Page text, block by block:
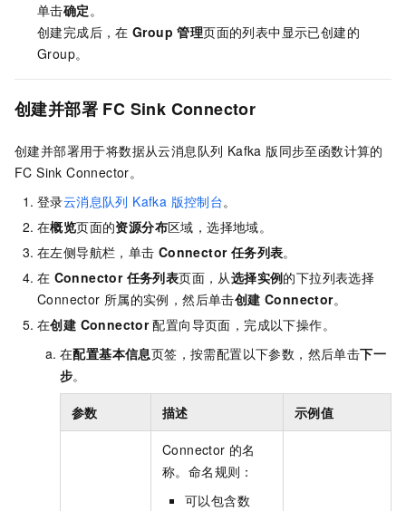
单击确定。
创建完成后，在 Group 管理页面的列表中显示已创建的
Group。
创建并部署 FC Sink Connector
创建并部署用于将数据从云消息队列 Kafka 版同步至函数计算的
FC Sink Connector。
登录云消息队列 Kafka 版控制台。
在概览页面的资源分布区域，选择地域。
在左侧导航栏，单击 Connector 任务列表。
在 Connector 任务列表页面，从选择实例的下拉列表选择
Connector 所属的实例，然后单击创建 Connector。
在创建 Connector 配置向导页面，完成以下操作。
在配置基本信息页签，按需配置以下参数，然后单击下一
步。
参数 描述 示例值
Connector 的名
称。命名规则：
可以包含数